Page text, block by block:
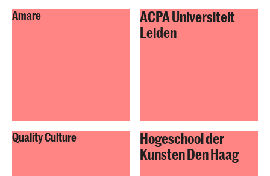
Amare
ACPA Universiteit
Leiden
Quality Culture
Hogeschool der
Kunsten Den Haag